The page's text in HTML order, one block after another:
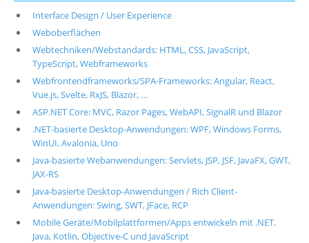
Interface Design / User Experience
Weboberflächen
Webtechniken/Webstandards: HTML, CSS, JavaScript,
TypeScript, Webframeworks
Webfrontendframeworks/SPA-Frameworks: Angular, React,
Vue.js, Svelte, RxJS, Blazor, …
ASP.NET Core: MVC, Razor Pages, WebAPI, SignalR und Blazor
.NET-basierte Desktop-Anwendungen: WPF, Windows Forms,
WinUI, Avalonia, Uno
Java-basierte Webanwendungen: Servlets, JSP, JSF, JavaFX, GWT,
JAX-RS
Java-basierte Desktop-Anwendungen / Rich Client-
Anwendungen: Swing, SWT, JFace, RCP
Mobile Geräte/Mobilplattformen/Apps entwickeln mit .NET,
Java, Kotlin, Objective-C und JavaScript